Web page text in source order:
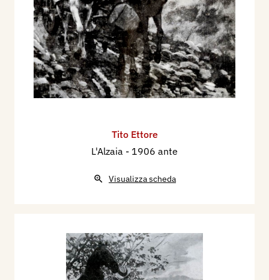
Tito Ettore
L'Alzaia - 1906 ante
Visualizza scheda